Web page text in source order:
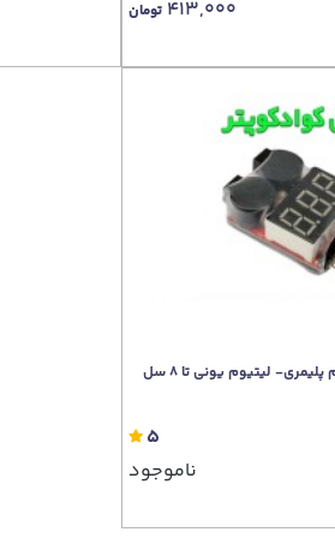
413,000 تومان
لیتیوم یونی تا 8 سل
5
ناموجود